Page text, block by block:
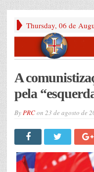
Thursday, 06 de
A
pela
ByPRCon 23 de agosto de